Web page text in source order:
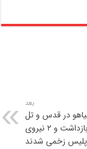
بعد
در قدس و تل
آویو/ ۱۳ معترض بازداشت و ۲ نیروی
پلیس زخمی شدند